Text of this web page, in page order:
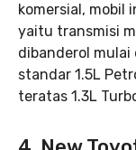
komersial, mobil
yaitu transmisi
dibanderol mulai
standar 1.5L
teratas 1.3L